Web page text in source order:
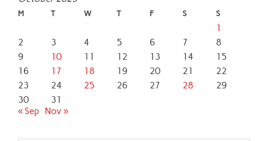
M T W T F S S
1
2
3 4 5 6 7
8
9
10 11 12 13 14
15
16
17 18 19 20 21
22
23
24 25 26 27 28
29
30
31
« Sep
Nov »